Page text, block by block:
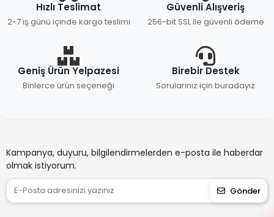
Hızlı Teslimat
2-7 iş günü içinde kargo teslimi
Güvenli Alışveriş
256-bit SSL ile güvenli ödeme
Geniş Ürün Yelpazesi
Binlerce ürün seçeneği
Birebir Destek
Sorularınız için buradayız
Kampanya, duyuru, bilgilendirmelerden e-posta ile haberdar
olmak istiyorum.
Gönder